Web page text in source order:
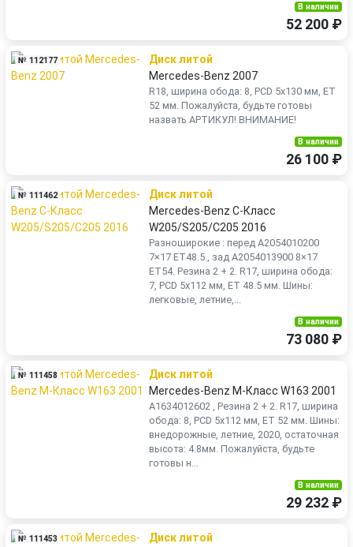
В наличии
52 200 ₽
№ 112177
Диск литой
Mercedes-Benz 2007
R18, ширина обода: 8, PCD 5x130 мм, ET
52 мм. Пожалуйста, будьте готовы
назвать АРТИКУЛ! ВНИМАНИЕ!
В наличии
26 100 ₽
№ 111462
Диск литой
Mercedes-Benz C-Класс
W205/S205/C205 2016
Разноширокие : перед A2054010200
7×17 ET48.5., зад A2054013900 8×17
ET54. Резина 2 + 2. R17, ширина обода:
7, PCD 5x112 мм, ET 48.5 мм. Шины:
легковые, летние,...
В наличии
73 080 ₽
№ 111458
Диск литой
Mercedes-Benz M-Класс W163 2001
A1634012602 , Резина 2 + 2. R17, ширина
обода: 8, PCD 5x112 мм, ET 52 мм. Шины:
внедорожные, летние, 2020, остаточная
высота: 4.8мм. Пожалуйста, будьте
готовы н...
В наличии
29 232 ₽
№ 111453
Диск литой